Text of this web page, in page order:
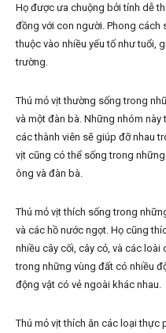
Họ được ưa chuộng bởi tính dễ
đồng với con người. Phong cách
thuộc vào nhiều yếu tố như tuổi,
trường.
Thú mỏ vịt thường sống trong
và một đàn bà. Những nhóm
các thành viên sẽ giúp đỡ nhau
vịt cũng có thể sống trong
ông và đàn bà.
Thú mỏ vịt thích sống trong
và các hồ nước ngọt. Họ cũng
nhiều cây cối, cây cỏ, và các loài
trong những vùng đất có nhiều
động vật có vẻ ngoài khác nhau.
Thú mỏ vịt thích ăn các loại thực